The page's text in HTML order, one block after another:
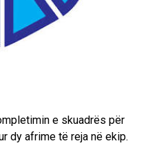
e skuadrës për
dy afrime të reja në ekip.